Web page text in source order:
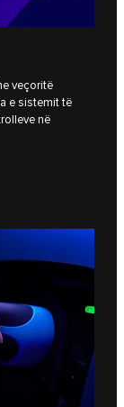
veçoritë
e sistemit të
në